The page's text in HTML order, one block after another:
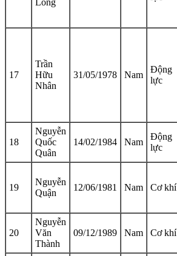
Long
17
Trần
Hữu
Nhân
31/05/1978 Nam
Động
lực
18
Nguyễn
Quốc
Quân
14/02/1984 Nam
Động
lực
19
Nguyễn
Quận
12/06/1981 Nam Cơ khí
20
Nguyễn
Văn
Thành
09/12/1989 Nam Cơ khí